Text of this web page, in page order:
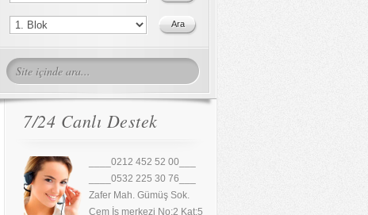
7/24 Canlı Destek
____0212 452 52 00___
____0532 225 30 76___
Zafer Mah. Gümüş Sok.
Cem İş merkezi No:2 Kat:5